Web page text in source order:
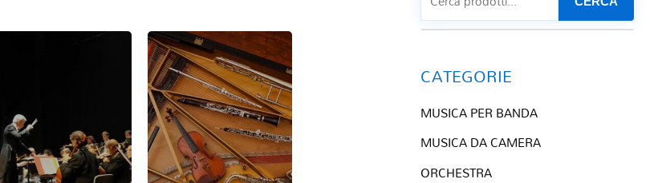
CATEGORIE
MUSICA PER BANDA
MUSICA DA CAMERA
ORCHESTRA